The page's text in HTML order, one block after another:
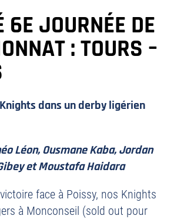
6E JOURNÉE DE
: TOURS –
dans un derby ligérien
Léon, Ousmane Kaba, Jordan
et Moustafa Haidara
face à Poissy, nos Knights
à Monconseil (sold out pour